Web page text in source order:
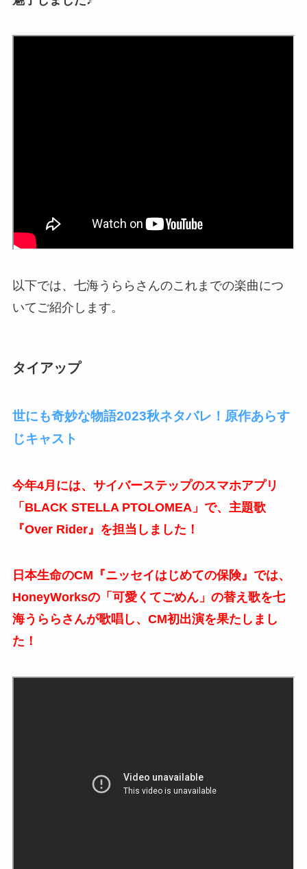
以下では、七海うららさんのこれまでの楽曲につ
いてご紹介します。
タイアップ
世にも奇妙な物語2023秋ネタバレ！原作あらす
じキャスト
今年4月には、サイバーステップのスマホアプリ
「BLACK STELLA PTOLOMEA」で、主題歌
『Over Rider』を担当しました！
日本生命のCM『ニッセイはじめての保険』では、
HoneyWorksの「可愛くてごめん」の替え歌を七
海うららさんが歌唱し、CM初出演を果たしまし
た！